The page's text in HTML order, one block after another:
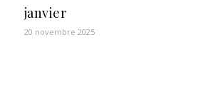
janvier
20 novembre 2025